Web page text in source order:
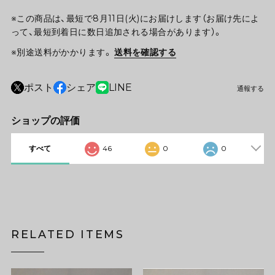
※この商品は、最短で8月11日(火)にお届けします（お届け先によ
って、最短到着日に数日追加される場合があります）。
※別途送料がかかります。 送料を確認する
ポスト シェア LINE 通報する
ショップの評価
すべて 46 0 0
RELATED ITEMS